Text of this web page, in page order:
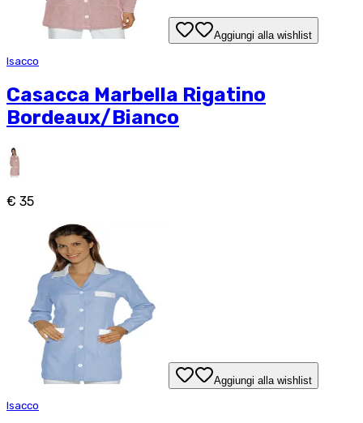
Aggiungi alla wishlist
Isacco
Casacca Marbella Rigatino
Bordeaux/Bianco
€ 35
Aggiungi alla wishlist
Isacco